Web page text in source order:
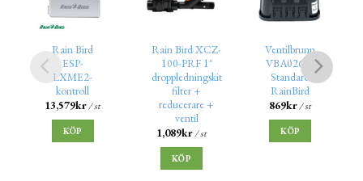
Rain Bird
ESP-
LXME2-
kontroll
13,579kr/ st
KÖP
Rain Bird XCZ-
100-PRF 1″
droppledningskit
filter +
reducerare +
ventil
1,089kr/ st
KÖP
Ventilbrunn
VBA02674
Standard
RainBird
869kr/ st
KÖP